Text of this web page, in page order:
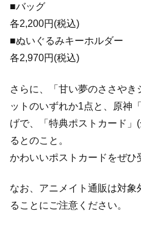
■バッグ
各2,200円(税込)
■ぬいぐるみキーホルダー
各2,970円(税込)
さらに、「甘い夢のささや
ットのいずれか1点と、原神
げで、「特典ポストカード
るとのこと。
かわいいポストカードをぜひ
なお、アニメイト通販は対
ることにご注意ください。